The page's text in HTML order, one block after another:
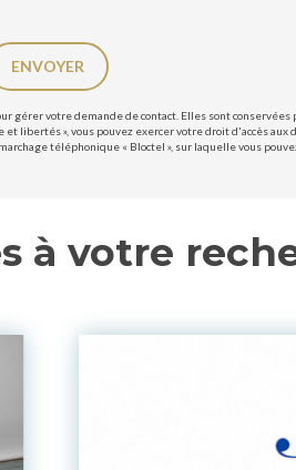
ENVOYER
votre demande de contact. Elles sont
», vous pouvez exercer votre droit d'accès
téléphonique « Bloctel », sur laquelle vous
à votre